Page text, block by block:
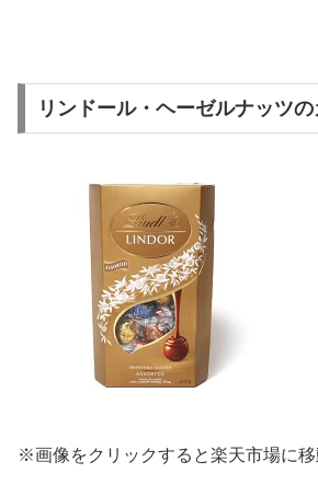
リンドール・ヘーゼルナッツ
※画像をクリックすると楽天市場に